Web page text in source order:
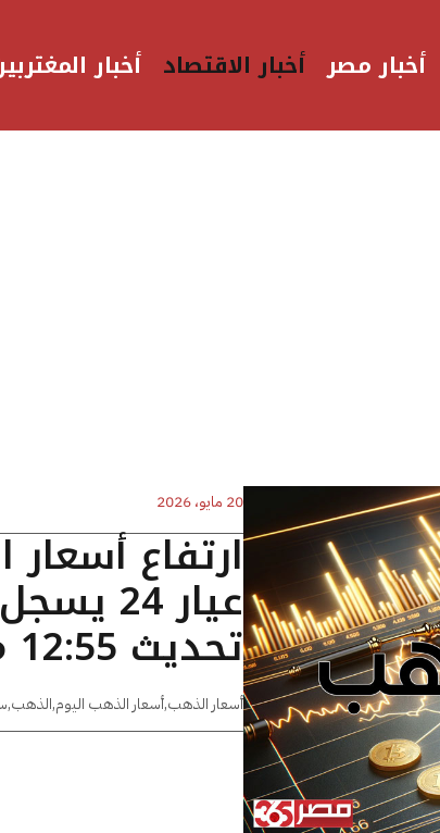
أخبار مصر أخبار الاقتصاد أخبار
20 مايو، 2026
ارتفاع
تحديث 12:55 مساءًا
أسعار الذهب,أسعار الذهب اليوم,الذهب,